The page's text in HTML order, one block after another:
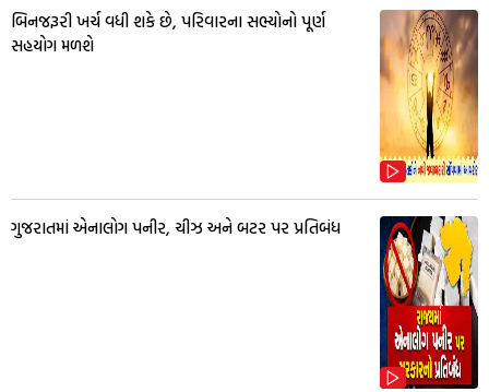
બિનજરૂરી ખર્ચ વધી શકે છે, પરિવારના સભ્યોનો પૂર્ણ
સહયોગ મળશે
ગુજરાતમાં એનાલોગ પનીર, ચીઝ અને બટર પર પ્રતિબંધ